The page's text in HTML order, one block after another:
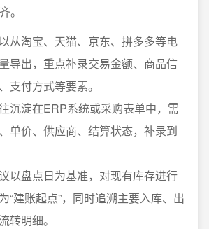
。
从淘宝、天猫、京东、拼多多等电
导出，重点补录交易金额、商品信
支付方式等要素。
沉淀在ERP系统或采购表单中，需
单价、供应商、结算状态，补录到
以盘点日为基准，对现有库存进行
“建账起点”，同时追溯主要入库、出
转明细。